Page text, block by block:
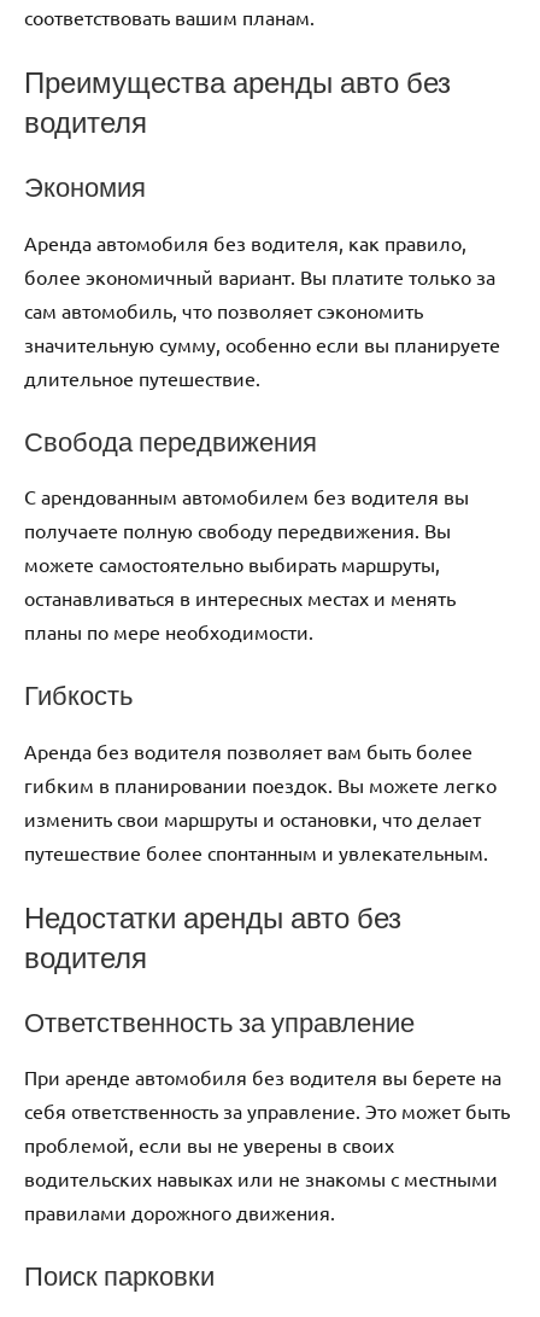
соответствовать вашим планам.
Преимущества аренды авто без
водителя
Экономия
Аренда автомобиля без водителя, как правило,
более экономичный вариант. Вы платите только за
сам автомобиль, что позволяет сэкономить
значительную сумму, особенно если вы планируете
длительное путешествие.
Свобода передвижения
С арендованным автомобилем без водителя вы
получаете полную свободу передвижения. Вы
можете самостоятельно выбирать маршруты,
останавливаться в интересных местах и менять
планы по мере необходимости.
Гибкость
Аренда без водителя позволяет вам быть более
гибким в планировании поездок. Вы можете легко
изменить свои маршруты и остановки, что делает
путешествие более спонтанным и увлекательным.
Недостатки аренды авто без
водителя
Ответственность за управление
При аренде автомобиля без водителя вы берете на
себя ответственность за управление. Это может быть
проблемой, если вы не уверены в своих
водительских навыках или не знакомы с местными
правилами дорожного движения.
Поиск парковки